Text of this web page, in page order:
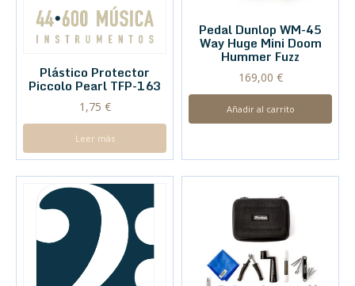
Plástico Protector
Piccolo Pearl TFP-163
1,75 €
Leer más
Pedal Dunlop WM-45
Way Huge Mini Doom
Hummer Fuzz
169,00 €
Añadir al carrito